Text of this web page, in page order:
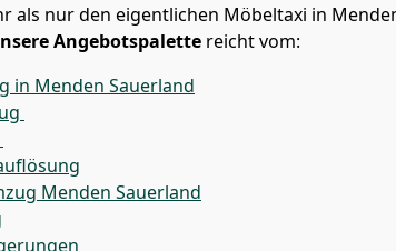
als nur den eigentlichen Möbeltaxi in
Angebotspalette reicht vom:
in Menden Sauerland
Menden Sauerland